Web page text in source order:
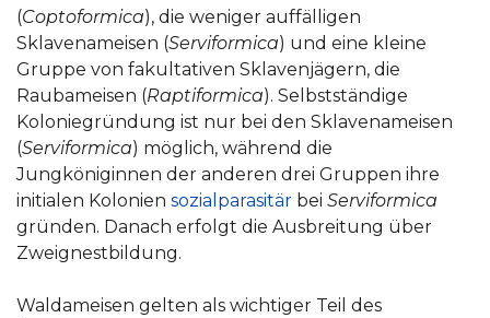
(Coptoformica), die weniger auffälligen
Sklavenameisen (Serviformica) und eine kleine
Gruppe von fakultativen Sklavenjägern, die
Raubameisen (Raptiformica). Selbstständige
Koloniegründung ist nur bei den Sklavenameisen
(Serviformica) möglich, während die
Jungköniginnen der anderen drei Gruppen ihre
initialen Kolonien sozialparasitär bei Serviformica
gründen. Danach erfolgt die Ausbreitung über
Zweignestbildung.
Waldameisen gelten als wichtiger Teil des